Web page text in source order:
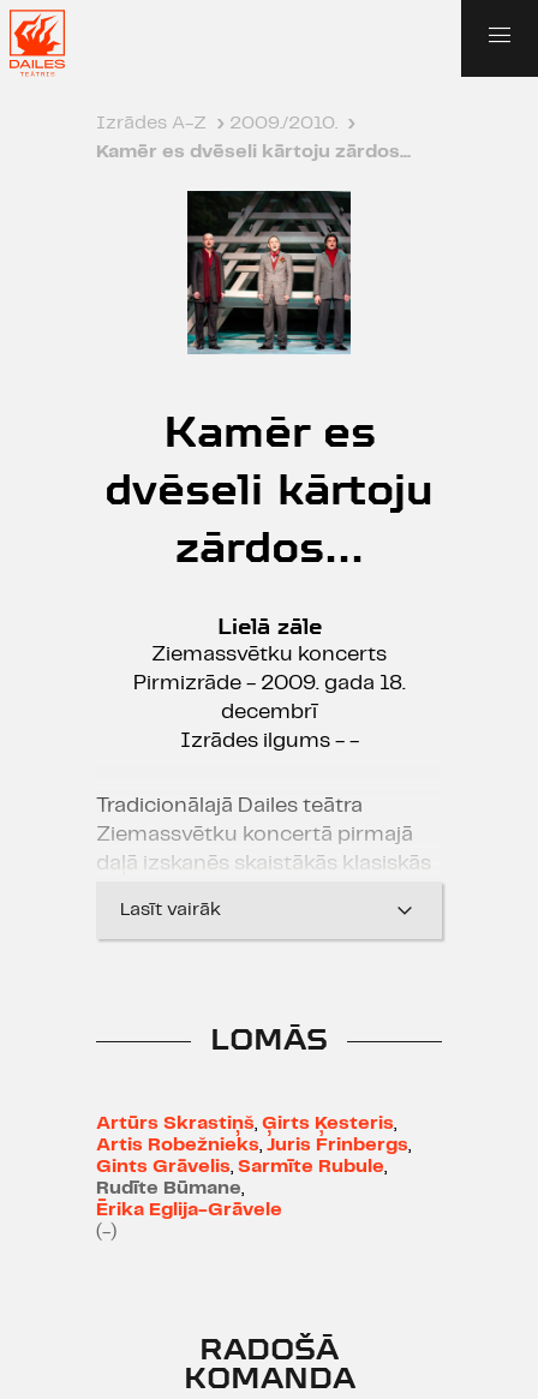
Izrādes A-Z › 2009./2010. ›
Kamēr es dvēseli kārtoju zārdos...
Kamēr es
dvēseli kārtoju
zārdos...
Lielā zāle
Ziemassvētku koncerts
Pirmizrāde - 2009. gada 18.
decembrī
Izrādes ilgums - -
Tradicionālajā Dailes teātra
Ziemassvētku koncertā pirmajā
daļā izskanēs skaistākās klasiskās
Ziemassvētku dziesmas, savukārt
Lasīt vairāk
LOMĀS
Artūrs Skrastiņš, Ģirts Ķesteris,
Artis Robežnieks, Juris Frinbergs,
Gints Grāvelis, Sarmīte Rubule,
Rudīte Būmane,
Ērika Eglija-Grāvele
(-)
RADOŠĀ
KOMANDA